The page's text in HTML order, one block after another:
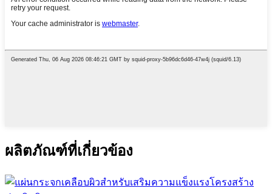
ผลิตภัณฑ์ที่เกี่ยวข้อง